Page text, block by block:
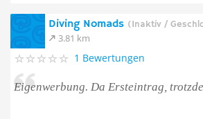
Diving Nomads (Inaktiv /
3.81 km
1 Bewertungen
Eigenwerbung. Da Ersteintrag,